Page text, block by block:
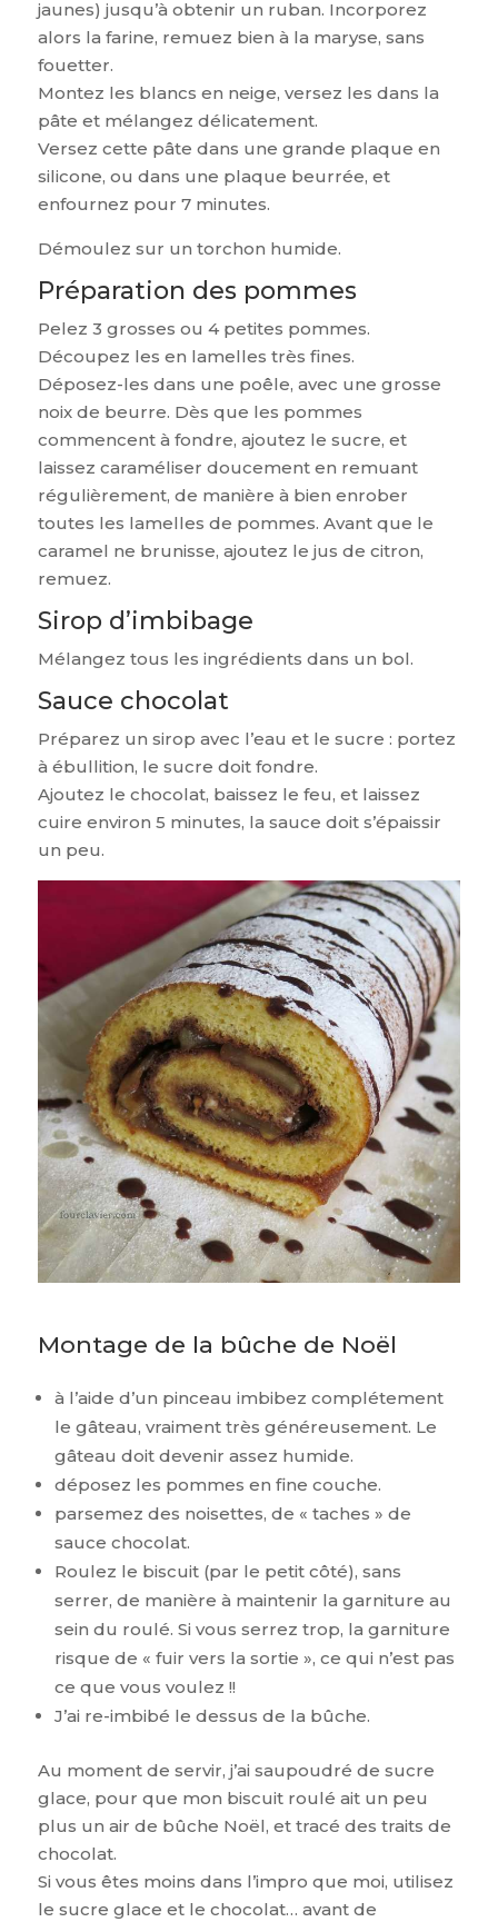
jaunes) jusqu’à obtenir un ruban. Incorporez
alors la farine, remuez bien à la maryse, sans
fouetter.
Montez les blancs en neige, versez les dans la
pâte et mélangez délicatement.
Versez cette pâte dans une grande plaque en
silicone, ou dans une plaque beurrée, et
enfournez pour 7 minutes.
Démoulez sur un torchon humide.
Préparation des pommes
Pelez 3 grosses ou 4 petites pommes.
Découpez les en lamelles très fines.
Déposez-les dans une poêle, avec une grosse
noix de beurre. Dès que les pommes
commencent à fondre, ajoutez le sucre, et
laissez caraméliser doucement en remuant
régulièrement, de manière à bien enrober
toutes les lamelles de pommes. Avant que le
caramel ne brunisse, ajoutez le jus de citron,
remuez.
Sirop d’imbibage
Mélangez tous les ingrédients dans un bol.
Sauce chocolat
Préparez un sirop avec l’eau et le sucre : portez
à ébullition, le sucre doit fondre.
Ajoutez le chocolat, baissez le feu, et laissez
cuire environ 5 minutes, la sauce doit s’épaissir
un peu.
Montage de la bûche de Noël
à l’aide d’un pinceau imbibez complétement
le gâteau, vraiment très généreusement. Le
gâteau doit devenir assez humide.
déposez les pommes en fine couche.
parsemez des noisettes, de « taches » de
sauce chocolat.
Roulez le biscuit (par le petit côté), sans
serrer, de manière à maintenir la garniture au
sein du roulé. Si vous serrez trop, la garniture
risque de « fuir vers la sortie », ce qui n’est pas
ce que vous voulez !!
J’ai re-imbibé le dessus de la bûche.
Au moment de servir, j’ai saupoudré de sucre
glace, pour que mon biscuit roulé ait un peu
plus un air de bûche Noël, et tracé des traits de
chocolat.
Si vous êtes moins dans l’impro que moi, utilisez
le sucre glace et le chocolat… avant de